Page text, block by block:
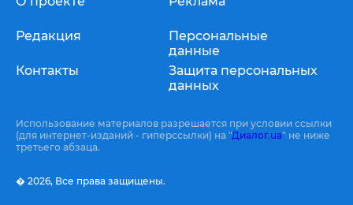
Редакция
Контакты
Персональные
данные
Защита персональных
данных
Использование материалов разрешается при условии ссылки
(для интернет-изданий - гиперссылки) на "Диалог.ua" не ниже
третьего абзаца.
� 2026, Все права защищены.